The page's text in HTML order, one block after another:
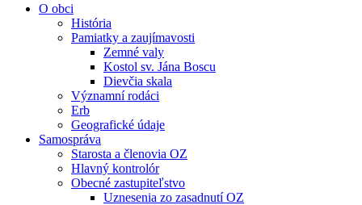
O obci
História
Pamiatky a zaujímavosti
Zemné valy
Kostol sv. Jána Boscu
Dievčia skala
Významní rodáci
Erb
Geografické údaje
Samospráva
Starosta a členovia OZ
Hlavný kontrolór
Obecné zastupiteľstvo
Uznesenia zo zasadnutí OZ